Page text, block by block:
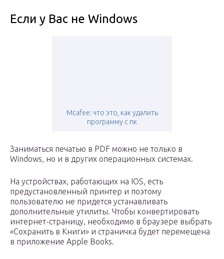
Если у Вас не Windows
Mcafee: что это, как удалить
программу с пк
Заниматься печатью в PDF можно не только в
Windows, но и в других операционных системах.
На устройствах, работающих на IOS, есть
предустановленный принтер и поэтому
пользователю не придется устанавливать
дополнительные утилиты. Чтобы конвертировать
интернет-страницу, необходимо в браузере выбрать
«Сохранить в Книги» и страничка будет перемещена
в приложение Apple Books.